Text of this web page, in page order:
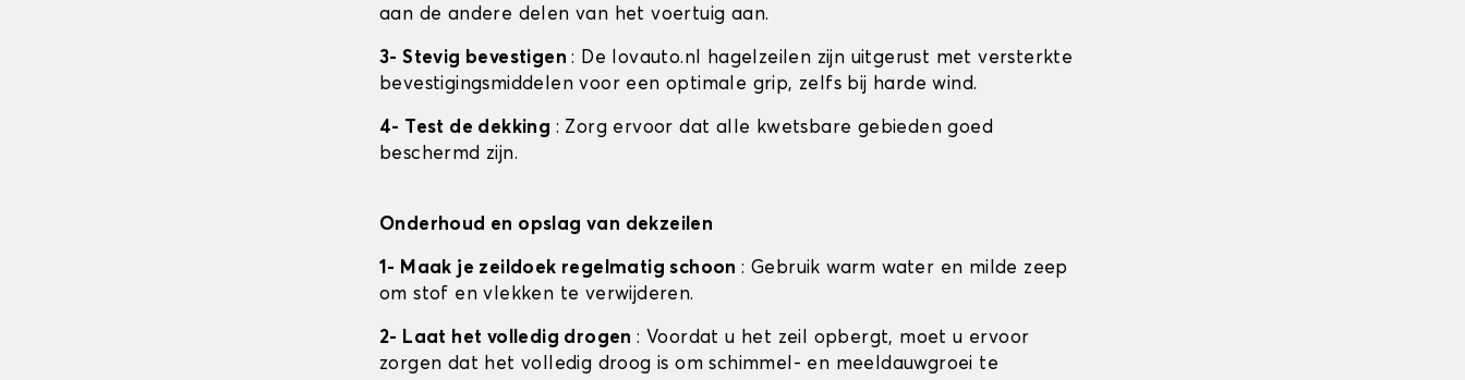
aan de andere delen van het voertuig aan.
3- Stevig bevestigen: De lovauto.nl hagelzeilen zijn uitgerust met versterkte
bevestigingsmiddelen voor een optimale grip, zelfs bij harde wind.
4- Test de dekking : Zorg ervoor dat alle kwetsbare gebieden goed
beschermd zijn.
Onderhoud en opslag van dekzeilen
1- Maak je zeildoek regelmatig schoon: Gebruik warm water en milde zeep
om stof en vlekken te verwijderen.
2- Laat het volledig drogen: Voordat u het zeil opbergt, moet u ervoor
zorgen dat het volledig droog is om schimmel- en meeldauwgroei te